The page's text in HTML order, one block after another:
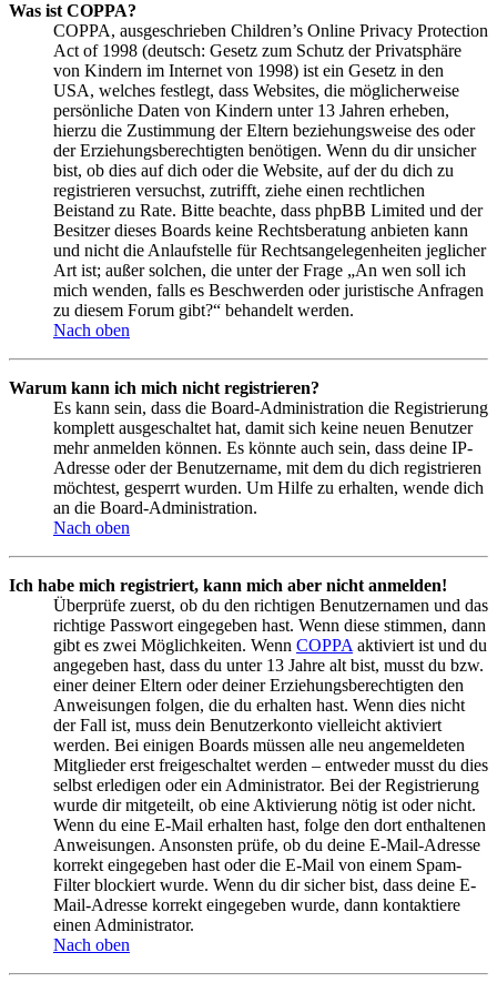
Was ist COPPA?
COPPA, ausgeschrieben Children’s Online Privacy Protection
Act of 1998 (deutsch: Gesetz zum Schutz der Privatsphäre
von Kindern im Internet von 1998) ist ein Gesetz in den
USA, welches festlegt, dass Websites, die möglicherweise
persönliche Daten von Kindern unter 13 Jahren erheben,
hierzu die Zustimmung der Eltern beziehungsweise des oder
der Erziehungsberechtigten benötigen. Wenn du dir unsicher
bist, ob dies auf dich oder die Website, auf der du dich zu
registrieren versuchst, zutrifft, ziehe einen rechtlichen
Beistand zu Rate. Bitte beachte, dass phpBB Limited und der
Besitzer dieses Boards keine Rechtsberatung anbieten kann
und nicht die Anlaufstelle für Rechtsangelegenheiten jeglicher
Art ist; außer solchen, die unter der Frage „An wen soll ich
mich wenden, falls es Beschwerden oder juristische Anfragen
zu diesem Forum gibt?“ behandelt werden.
Nach oben
Warum kann ich mich nicht registrieren?
Es kann sein, dass die Board-Administration die Registrierung
komplett ausgeschaltet hat, damit sich keine neuen Benutzer
mehr anmelden können. Es könnte auch sein, dass deine IP-
Adresse oder der Benutzername, mit dem du dich registrieren
möchtest, gesperrt wurden. Um Hilfe zu erhalten, wende dich
an die Board-Administration.
Nach oben
Ich habe mich registriert, kann mich aber nicht anmelden!
Überprüfe zuerst, ob du den richtigen Benutzernamen und das
richtige Passwort eingegeben hast. Wenn diese stimmen, dann
gibt es zwei Möglichkeiten. Wenn COPPA aktiviert ist und du
angegeben hast, dass du unter 13 Jahre alt bist, musst du bzw.
einer deiner Eltern oder deiner Erziehungsberechtigten den
Anweisungen folgen, die du erhalten hast. Wenn dies nicht
der Fall ist, muss dein Benutzerkonto vielleicht aktiviert
werden. Bei einigen Boards müssen alle neu angemeldeten
Mitglieder erst freigeschaltet werden – entweder musst du dies
selbst erledigen oder ein Administrator. Bei der Registrierung
wurde dir mitgeteilt, ob eine Aktivierung nötig ist oder nicht.
Wenn du eine E-Mail erhalten hast, folge den dort enthaltenen
Anweisungen. Ansonsten prüfe, ob du deine E-Mail-Adresse
korrekt eingegeben hast oder die E-Mail von einem Spam-
Filter blockiert wurde. Wenn du dir sicher bist, dass deine E-
Mail-Adresse korrekt eingegeben wurde, dann kontaktiere
einen Administrator.
Nach oben